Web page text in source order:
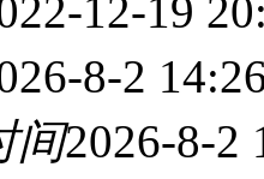
12-19
8-2
间2026-8-2